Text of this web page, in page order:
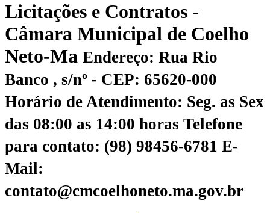
Licitações e Contratos -
Câmara Municipal de Coelho
Neto-Ma Endereço: Rua Rio
Banco , s/nº - CEP: 65620-000
Horário de Atendimento: Seg. as Sex
das 08:00 as 14:00 horas Telefone
para contato: (98) 98456-6781 E-
Mail:
contato@cmcoelhoneto.ma.gov.br